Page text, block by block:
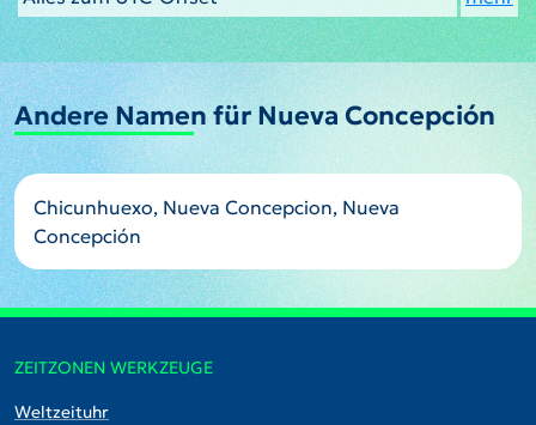
Andere Namen für Nueva Concepción
Chicunhuexo, Nueva Concepcion, Nueva
Concepción
ZEITZONEN WERKZEUGE
Weltzeituhr